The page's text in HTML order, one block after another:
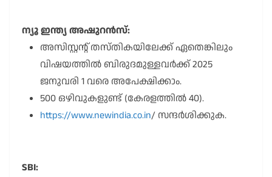
ന്യൂ ഇന്ത്യ അഷുറൻസ്:
അസിസ്റ്റന്റ് തസ്തികയിലേക്ക് ഏതെങ്കിലും
വിഷയത്തിൽ ബിരുദമുള്ളവർക്ക് 2025
ജനുവരി 1 വരെ അപേക്ഷിക്കാം.
500 ഒഴിവുകളുണ്ട് (കേരളത്തിൽ 40).
https://www.newindia.co.in/ സന്ദർശിക്കുക.
SBI: